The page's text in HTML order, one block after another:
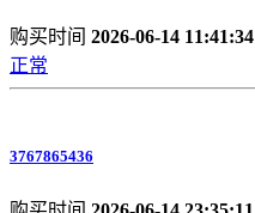
购买时间 2026-06-14 11:41:34
正常
3767865436